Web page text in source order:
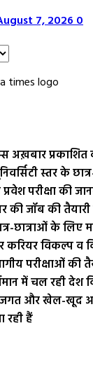
7, 20260
अख़बार
स्तर के
परीक्षा की
की जॉब की
छात्राओं के लिए
विकल्प व
परीक्षाओं की
में चल रही देश
और खेल-खूद
रही हैं